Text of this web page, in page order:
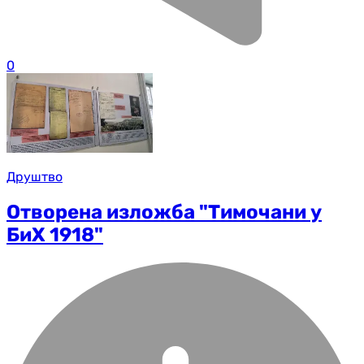
0
Друштво
Отворена изложба "Тимочани у
БиХ 1918"